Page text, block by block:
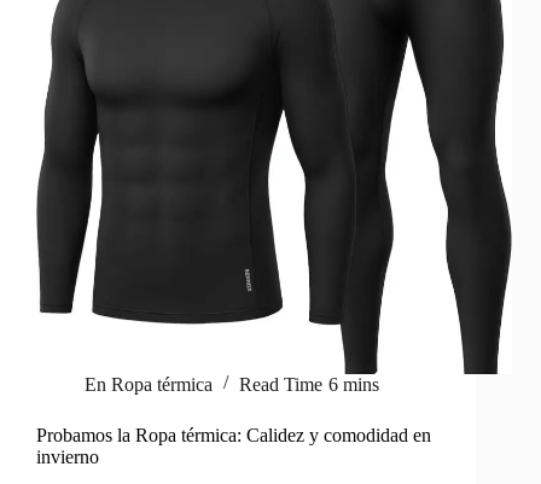
En Ropa térmica Read Time 6 mins
Probamos la Ropa térmica: Calidez y comodidad en
invierno